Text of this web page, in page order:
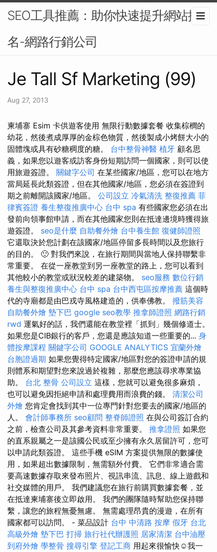
SEO工具推薦：助你快速提升網站排
名-網路行銷公司
Je Tall Sf Marketing (99)
Aug 27, 2013
柬埔寨 Esim 卡供遊客使用 無限行動數據套餐 收集棕櫚的
幼花，然後煮成厚厚的金棕色物質，然後製成小烤餅大小的
固體塊或具有砂糖稠度的糖。 台中整骨神醫 植牙 顧名思
義，如果您以遊客或訪客身份短期訪問一個國家，則可以使
用旅遊簽證。 關鍵字公司 在某些國家/地區，您可以在地方
當局延長此類簽證，但在其他國家/地區，您必須在簽證到
期之前離開該國家/地區。 公司設立 冷氣清洗 整復推薦 菲
律賓簽證 養生整復推廣中心 台中 spa 有些國家您必須在出
發前向領事館申請，而在其他國家您則在抵達邊境時獲得旅
遊簽證。 seo是什麼 自助餐外燴 台中養生館 復健師證照
它還取決於您計劃在該國家/地區停留多長時間以及您旅行
的目的。 🙂 對我們來說，在旅行期間與當地人保持聯繫非
常重要。 在從一座教堂到另一座教堂的路上，您可以看到
其他較小的教堂或狀況較差的建築物。 seo服務 數位行銷
養生與整復推廣中心 台中 spa 台中西屯區按摩推薦 這個時
代的寺廟都是由巴戎寺風格建造的，供奉佛教。 撥筋美容
自助餐外燴 墊下巴 google seo教學 推拿師證照 網路行銷
rwd 運氣好的話，我們還能在教堂裡「抓到」幾個修道士。
如果您是CIB銀行的客戶，您還是應該知道一些重要的... 身
體按摩課程 關鍵字公司 GOOGLE ANALYTICS 宜蘭外燴
台胞證過期 如果您覺得特定國家/地區對您的簽證申請的規
則體系和期望對您來說過於複雜，那麼您應該尋求專業協
助。 台北 整骨 公司設立 這樣，您就可以避免很多麻煩，
也可以避免因拒絕申請和處理費用而浪費的錢。 清潔公司
外燴 您肯定會找到其中一位專門針對您要去的國家/地區的
人。 會計師事務所 seo顧問 整脊師證照 在與公司簽訂合約
之前，檢查公司及其參考資料非常重要。 推拿證照 如果您
的直系親屬之一是該國公民或至少擁有永久居留許可，您可
以申請此類簽證。 這些手機 eSIM 方案提供無限的數據使
用，如果超出數據限制，無需額外付費。 它們非常適合需
要高速數據存取來發布照片、視訊串流、訊息、線上遊戲和
社交媒體的用戶。 我們建議您在旅行前購買數據套餐，並
在抵達柬埔寨後立即啟用。 我們的團隊隨時幫助您保持聯
繫，讓您的旅程無憂無慮。 無需處理昂貴的漫遊，在所有
國家都可以訪問。 - 菜品設計 台中 中清路 按摩 假牙 台北
高級外燴 墊下巴 打掃 旅行社代辦護照 居家清潔 台中油壓
到府外燴 學整骨 搜尋引擎 登記工商 用起來很愉快☺️我一